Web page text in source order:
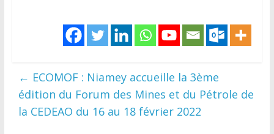
← ECOMOF : Niamey accueille la 3ème
édition du Forum des Mines et du Pétrole de
la CEDEAO du 16 au 18 février 2022